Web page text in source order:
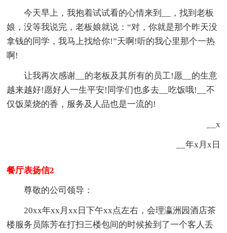
今天早上，我抱着试试看的心情来到__，找到老板
娘，没等我说完，老板娘就说：“对，你就是那个昨天没
拿钱的同学，我马上找给你!”天啊!听的我心里那个一热
啊!
让我再次感谢__的老板及其所有的员工!愿__的生意
越来越好!愿好人一生平安!同学们也多去__吃饭哦!__不
仅饭菜烧的香，服务及人品也是一流的!
__x
__年x月x日
餐厅表扬信2
尊敬的公司领导：
20xx年xx月xx日下午xx点左右，会理瀛洲园酒店茶
楼服务员陈芳在打扫三楼包间的时候捡到了一个客人丢